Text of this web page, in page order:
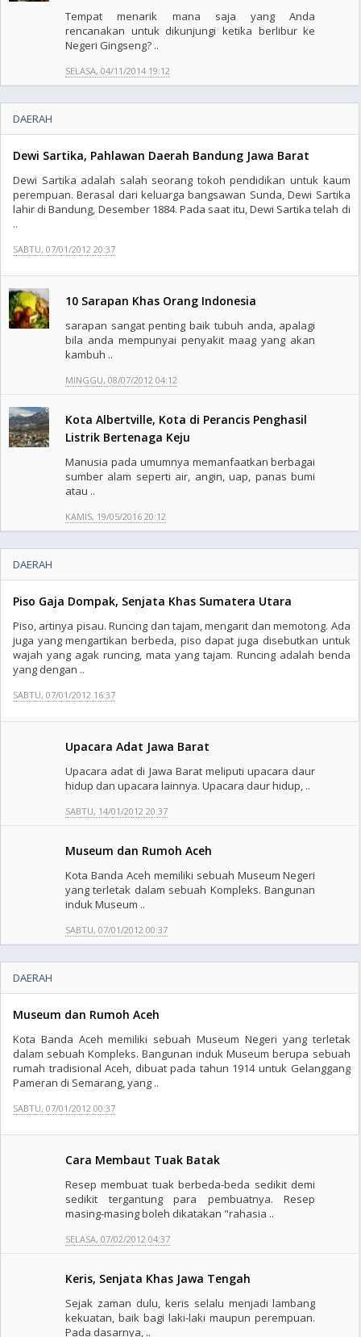
Tempat menarik mana saja yang Anda
rencanakan untuk dikunjungi ketika berlibur ke
Negeri Gingseng? ..
SELASA, 04/11/2014 19:12
DAERAH
Dewi Sartika, Pahlawan Daerah Bandung Jawa Barat
Dewi Sartika adalah salah seorang tokoh pendidikan untuk kaum
perempuan. Berasal dari keluarga bangsawan Sunda, Dewi Sartika
lahir di Bandung, Desember 1884. Pada saat itu, Dewi Sartika telah di
..
SABTU, 07/01/2012 20:37
10 Sarapan Khas Orang Indonesia
sarapan sangat penting baik tubuh anda, apalagi
bila anda mempunyai penyakit maag yang akan
kambuh ..
MINGGU, 08/07/2012 04:12
Kota Albertville, Kota di Perancis Penghasil
Listrik Bertenaga Keju
Manusia pada umumnya memanfaatkan berbagai
sumber alam seperti air, angin, uap, panas bumi
atau ..
KAMIS, 19/05/2016 20:12
DAERAH
Piso Gaja Dompak, Senjata Khas Sumatera Utara
Piso, artinya pisau. Runcing dan tajam, mengarit dan memotong. Ada
juga yang mengartikan berbeda, piso dapat juga disebutkan untuk
wajah yang agak runcing, mata yang tajam. Runcing adalah benda
yang dengan ..
SABTU, 07/01/2012 16:37
Upacara Adat Jawa Barat
Upacara adat di Jawa Barat meliputi upacara daur
hidup dan upacara lainnya. Upacara daur hidup, ..
SABTU, 14/01/2012 20:37
Museum dan Rumoh Aceh
Kota Banda Aceh memiliki sebuah Museum Negeri
yang terletak dalam sebuah Kompleks. Bangunan
induk Museum ..
SABTU, 07/01/2012 00:37
DAERAH
Museum dan Rumoh Aceh
Kota Banda Aceh memiliki sebuah Museum Negeri yang terletak
dalam sebuah Kompleks. Bangunan induk Museum berupa sebuah
rumah tradisional Aceh, dibuat pada tahun 1914 untuk Gelanggang
Pameran di Semarang, yang ..
SABTU, 07/01/2012 00:37
Cara Membaut Tuak Batak
Resep membuat tuak berbeda-beda sedikit demi
sedikit tergantung para pembuatnya. Resep
masing-masing boleh dikatakan "rahasia ..
SELASA, 07/02/2012 04:37
Keris, Senjata Khas Jawa Tengah
Sejak zaman dulu, keris selalu menjadi lambang
kekuatan, baik bagi laki-laki maupun perempuan.
Pada dasarnya, ..